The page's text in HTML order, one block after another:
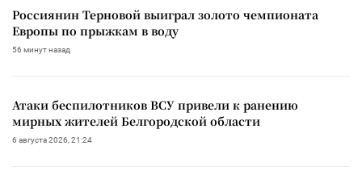
Россиянин Терновой выиграл золото чемпионата
Европы по прыжкам в воду
56 минут назад
Атаки беспилотников ВСУ привели к ранению
мирных жителей Белгородской области
6 августа 2026, 21:24